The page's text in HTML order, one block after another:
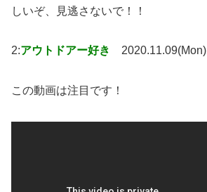
しいぞ、見逃さないで！！
2:アウトドアー好き 2020.11.09(Mon)
この動画は注目です！